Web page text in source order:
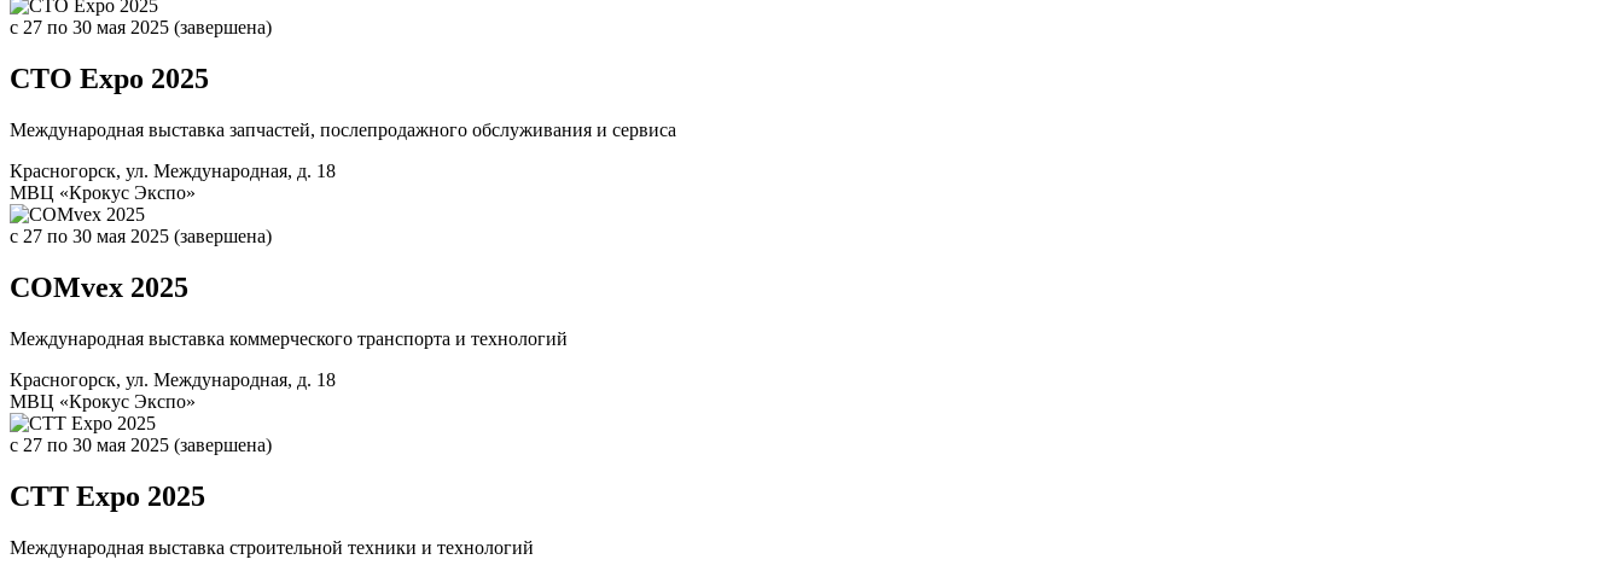
c 27 по 30 мая 2025 (завершена)
CTO Expo 2025
Международная выставка запчастей, послепродажного обслуживания и сервиса
Красногорск, ул. Международная, д. 18
МВЦ «Крокус Экспо»
c 27 по 30 мая 2025 (завершена)
COMvex 2025
Международная выставка коммерческого транспорта и технологий
Красногорск, ул. Международная, д. 18
МВЦ «Крокус Экспо»
c 27 по 30 мая 2025 (завершена)
CTT Expo 2025
Международная выставка строительной техники и технологий